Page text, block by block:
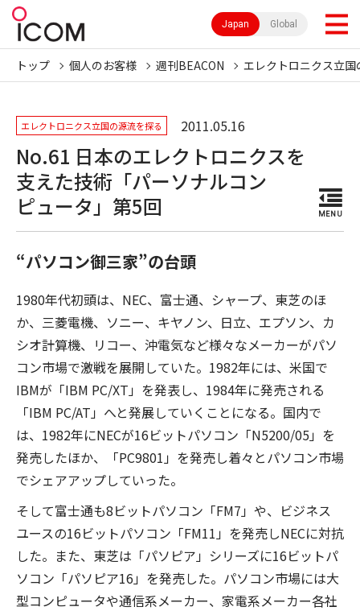
Japan Global
トップ 個人のお客様 週刊BEACON エレクトロニクス立
エレクトロニクス立国の源流を探る 2011.05.16
No.61 日本のエレクトロニクスを
支えた技術「パーソナルコン
ピュータ」第5回
MENU
“パソコン御三家”の台頭
1980年代初頭は、NEC、富士通、シャープ、東芝のほ
か、三菱電機、ソニー、キヤノン、日立、エプソン、カ
シオ計算機、リコー、沖電気など様々なメーカーがパソ
コン市場で激戦を展開していた。1982年には、米国で
IBMが「IBM PC/XT」を発表し、1984年に発売される
「IBM PC/AT」へと発展していくことになる。国内で
は、1982年にNECが16ビットパソコン「N5200/05」を
発売したほか、「PC9801」を発売し着々とパソコン市場
でシェアアップしていった。
そして富士通も8ビットパソコン「FM7」や、ビジネス
ユースの16ビットパソコン「FM11」を発売しNECに対抗
した。また、東芝は「パソピア」シリーズに16ビットパ
ソコン「パソピア16」を発売した。パソコン市場には大
型コンピュータや通信系メーカー、家電系メーカー各社